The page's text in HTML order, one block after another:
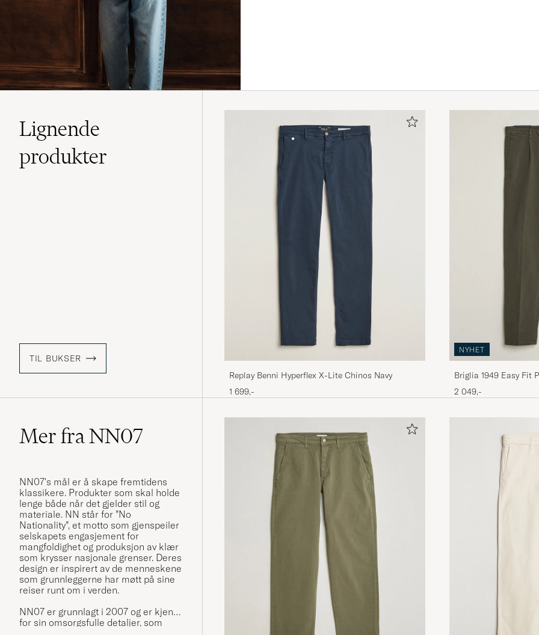
Lignende
produkter
TIL BUKSER
Replay Benni Hyperflex X-Lite Chinos Navy
1 699,-
NYHET
Briglia 1949 Easy Fit
Trousers Military
2 049,-
Mer fra NN07
NN07's mål er å skape fremtidens
klassikere. Produkter som skal holde
lenge både når det gjelder stil og
materiale. NN står for ”No
Nationality”, et motto som gjenspeiler
selskapets engasjement for
mangfoldighet og produksjon av klær
som krysser nasjonale grenser. Deres
design er inspirert av de menneskene
som grunnleggerne har møtt på sine
reiser runt om i verden.
NN07 er grunnlagt i 2007 og er kjent
for sin omsorgsfulle detaljer, som